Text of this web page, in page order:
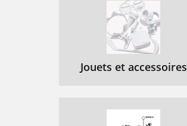
Jouets et accessoires